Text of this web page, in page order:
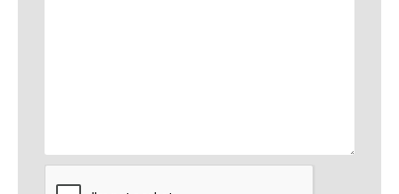
CAPTCHA